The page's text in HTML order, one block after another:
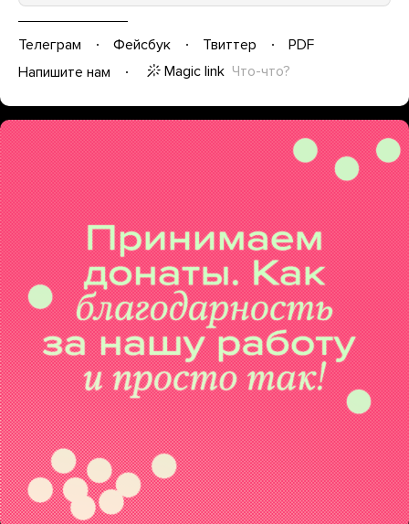
Телеграм Фейсбук Твиттер
PDF
Напишите нам
Magic link Что-что?